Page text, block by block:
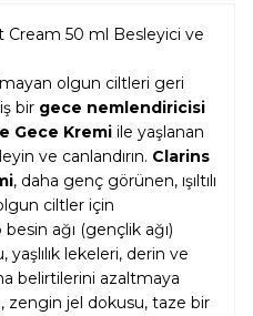
50 ml Besleyici ve
olgun ciltleri geri
bir gece nemlendiricisi
Gece Kremi ile yaşlanan
ve canlandırın. Clarins
, daha genç görünen, ışıltılı
ciltler için
ağı (gençlik ağı)
lekeleri, derin ve
belirtilerini azaltmaya
zengin jel dokusu, taze bir